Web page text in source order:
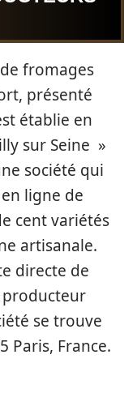
fromages
présenté
établie en
sur Seine »
société qui
ligne de
cent variétés
artisanale.
directe de
se trouve
Paris, France.